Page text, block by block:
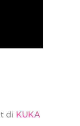
di KUKA